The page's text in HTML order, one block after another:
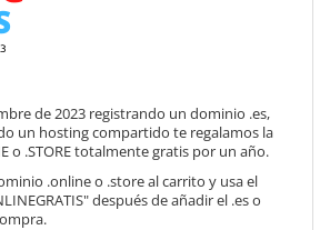
de 2023 registrando un dominio .es,
un hosting compartido te regalamos la
o .STORE totalmente gratis por un año.
.online o .store al carrito y usa el
después de añadir el .es o